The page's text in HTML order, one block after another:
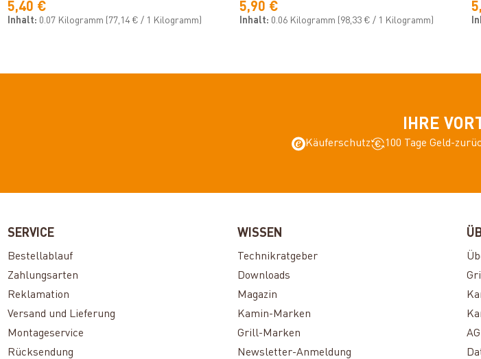
5,40 €
Inhalt: 0.07 Kilogramm (77,14 € / 1 Kilogramm)
5,90 €
Inhalt: 0.06 Kilogramm (98,33 € / 1 Kilogramm)
IHRE
Käuferschutz 100 Tage Geld-
SERVICE
Bestellablauf
Zahlungsarten
Reklamation
Versand und Lieferung
Montageservice
Rücksendung
WISSEN
Technikratgeber
Downloads
Magazin
Kamin-Marken
Grill-Marken
Newsletter-Anmeldung